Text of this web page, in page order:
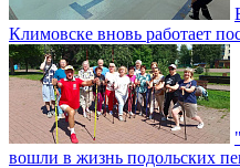
Климовске вновь работает
вошли в жизнь подольских